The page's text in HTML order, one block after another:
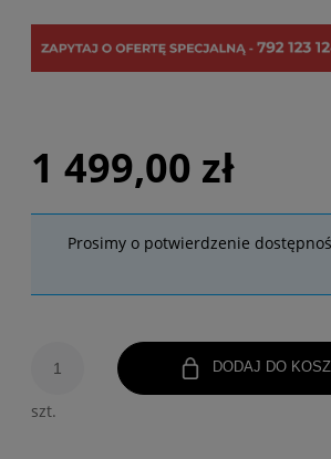
1 499,00 zł
Prosimy o potwierdzenie
szt.
DODAJ DO